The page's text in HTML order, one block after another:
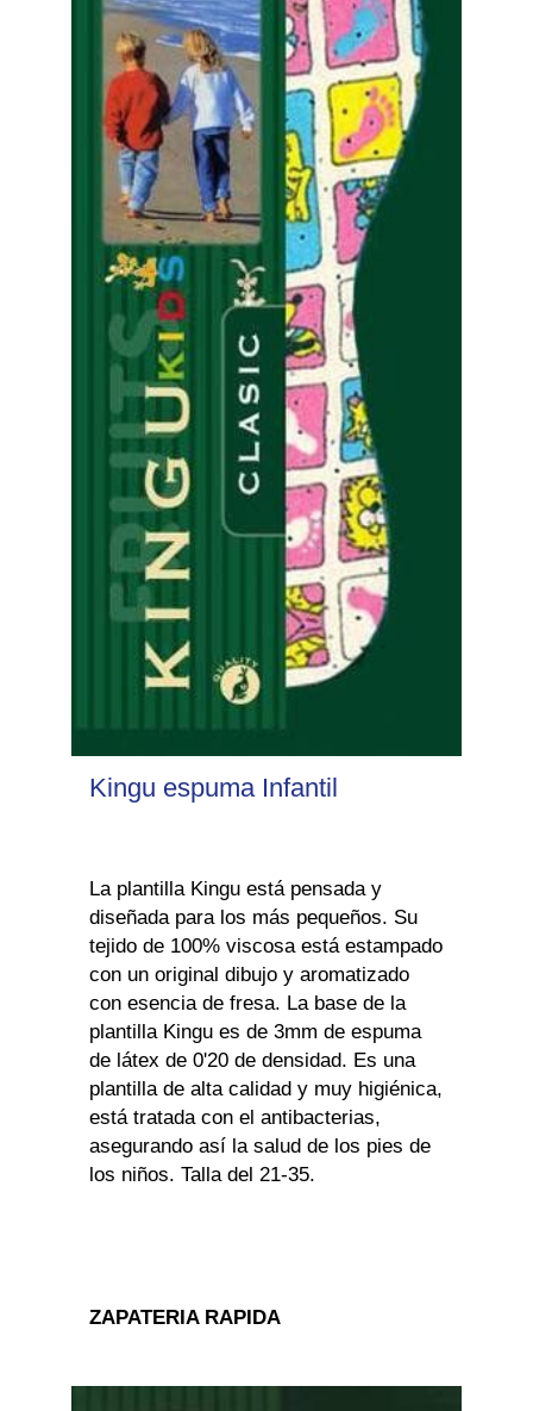
Kingu espuma Infantil
La plantilla Kingu está pensada y
diseñada para los más pequeños. Su
tejido de 100% viscosa está estampado
con un original dibujo y aromatizado
con esencia de fresa. La base de la
plantilla Kingu es de 3mm de espuma
de látex de 0'20 de densidad. Es una
plantilla de alta calidad y muy higiénica,
está tratada con el antibacterias,
asegurando así la salud de los pies de
los niños. Talla del 21-35.
ZAPATERIA RAPIDA